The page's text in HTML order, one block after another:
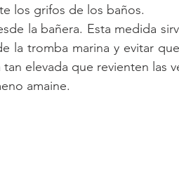
los grifos de los baños.
la bañera. Esta medida
la tromba marina y evitar
elevada que revienten las
amaine.